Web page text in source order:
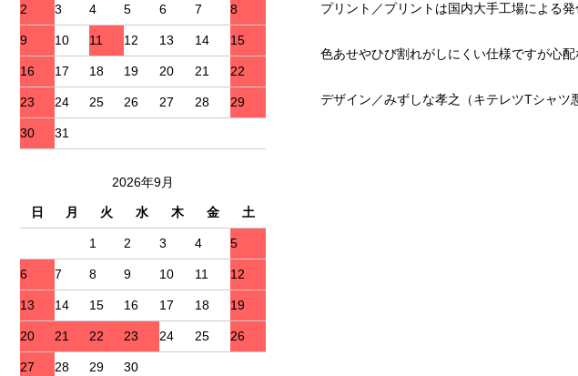
2 3 4 5 6 7 8
9 10 11 12 13 14 15
16 17 18 19 20 21 22
23 24 25 26 27 28 29
30 31
2026年9月
日 月 火 水 木 金 土
1 2 3 4 5
6 7 8 9 10 11 12
13 14 15 16 17 18 19
20 21 22 23 24 25 26
27 28 29 30
プリント／プリントは国内大手工場による
色あせやひび割れがしにくい仕様ですが心
デザイン／みずしな孝之（キテレツTシャツ